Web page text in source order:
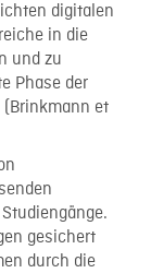
digitalen
in die
und zu
Phase der
et
gesichert
durch die